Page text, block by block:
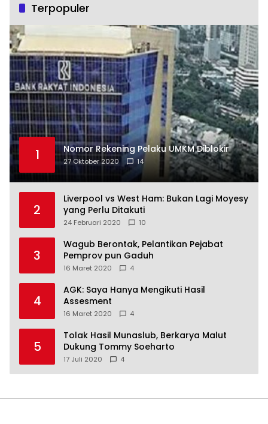
Terpopuler
1 Nomor Rekening Pelaku UMKM Diblokir
27 Oktober 2020 14
2
Liverpool vs West Ham: Bukan Lagi Moyesy
yang Perlu Ditakuti
24 Februari 2020 10
3
Wagub Berontak, Pelantikan Pejabat
Pemprov pun Gaduh
16 Maret 2020 4
4
AGK: Saya Hanya Mengikuti Hasil
Assesment
16 Maret 2020 4
5
Tolak Hasil Munaslub, Berkarya Malut
Dukung Tommy Soeharto
17 Juli 2020 4